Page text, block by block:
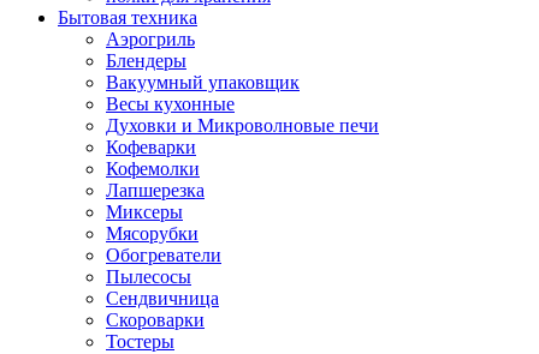
Бытовая техника
Аэрогриль
Блендеры
Вакуумный упаковщик
Весы кухонные
Духовки и Микроволновые печи
Кофеварки
Кофемолки
Лапшерезка
Миксеры
Мясорубки
Обогреватели
Пылесосы
Сендвичница
Скороварки
Тостеры